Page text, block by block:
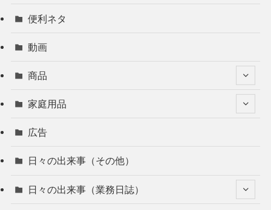
便利ネタ
動画
商品
家庭用品
広告
日々の出来事（その他）
日々の出来事（業務日誌）